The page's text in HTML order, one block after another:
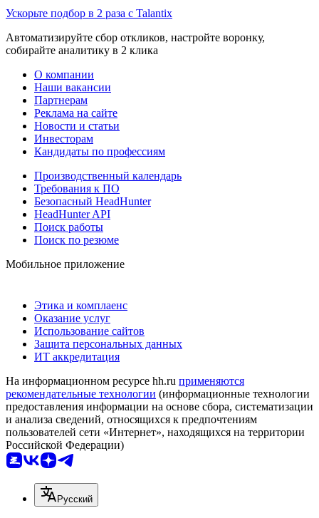
Ускорьте подбор в 2 раза с Talantix
Автоматизируйте сбор откликов, настройте воронку,
собирайте аналитику в 2 клика
О компании
Наши вакансии
Партнерам
Реклама на сайте
Новости и статьи
Инвесторам
Кандидаты по профессиям
Производственный календарь
Требования к ПО
Безопасный HeadHunter
HeadHunter API
Поиск работы
Поиск по резюме
Мобильное приложение
Этика и комплаенс
Оказание услуг
Использование сайтов
Защита персональных данных
ИТ аккредитация
На информационном ресурсе hh.ru применяются
рекомендательные технологии (информационные технологии
предоставления информации на основе сбора, систематизации
и анализа сведений, относящихся к предпочтениям
пользователей сети «Интернет», находящихся на территории
Российской Федерации)
Русский